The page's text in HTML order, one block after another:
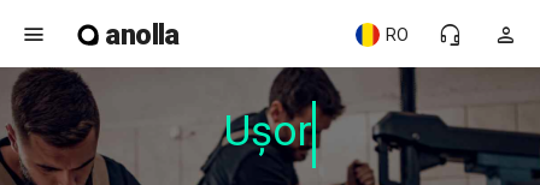
menu anolla person
headset_mic
RO
Ușor